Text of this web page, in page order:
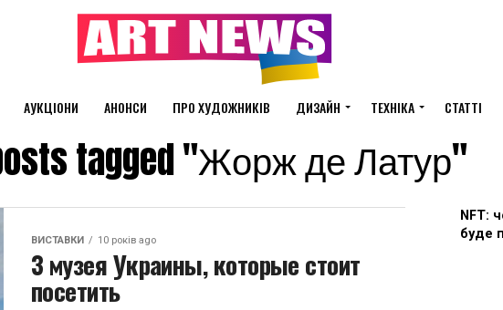
АУКЦІОНИ АНОНСИ ПРО ХУДОЖНИКІВ ДИЗАЙН ТЕХНІКА СТАТТІ
tagged "Жорж де Латур"
ВИСТАВКИ 10 років ago
3 музея Украины, которые стоит
посетить
NFT:
буде